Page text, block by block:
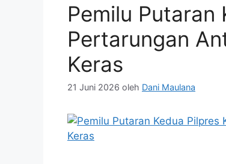
Pemilu Putaran
Pertarungan
Keras
21 Juni 2026 oleh Dani Maulana